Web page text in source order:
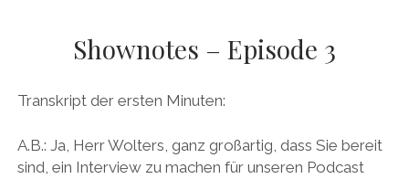
KONTAKT
Shownotes – Episode 3
Transkript der ersten Minuten:
A.B.: Ja, Herr Wolters, ganz großartig, dass Sie bereit
sind, ein Interview zu machen für unseren Podcast